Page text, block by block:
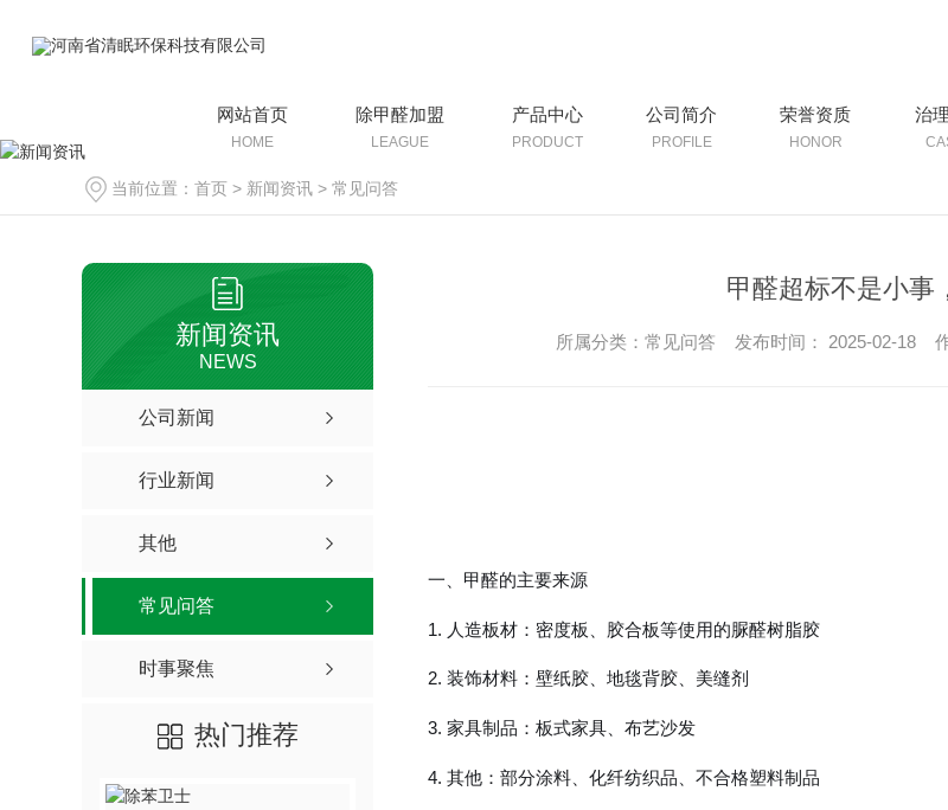
网站首页
HOME
除甲醛加盟
LEAGUE
产品中心
PRODUCT
公司简介
PROFILE
荣誉资质
HONOR
治
当前位置： 首页 > 新闻资讯 > 常见问答
新闻资讯
NEWS
公司新闻
行业新闻
其他
常见问答
时事聚焦
热门推荐
甲醛超标不是小事
所属分类：常见问答 发布时间： 2025-02-18
一、甲醛的主要来源
1. 人造板材：密度板、胶合板等使用的脲醛树脂胶
2. 装饰材料：壁纸胶、地毯背胶、美缝剂
3. 家具制品：板式家具、布艺沙发
4. 其他：部分涂料、化纤纺织品、不合格塑料制品